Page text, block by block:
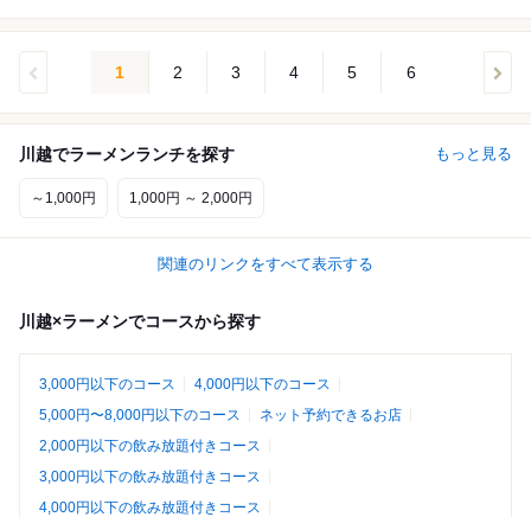
1 2 3 4 5 6
川越でラーメンランチを探す もっと見る
～1,000円 1,000円 ～ 2,000円
関連のリンクをすべて表示する
川越×ラーメンでコースから探す
3,000円以下のコース
4,000円以下のコース
5,000円〜8,000円以下のコース
ネット予約できるお店
2,000円以下の飲み放題付きコース
3,000円以下の飲み放題付きコース
4,000円以下の飲み放題付きコース